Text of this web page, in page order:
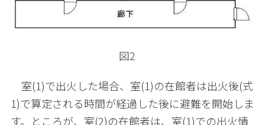
図2
室(1)で出火した場合、室(1)の在館者は出火後(式
1)で算定される時間が経過した後に避難を開始しま
す。ところが、室(2)の在館者は、室(1)での出火情